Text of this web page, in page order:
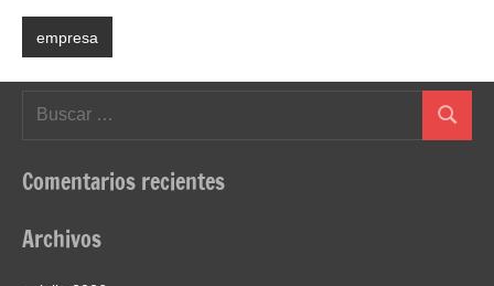
empresa
Buscar
Comentarios recientes
Archivos